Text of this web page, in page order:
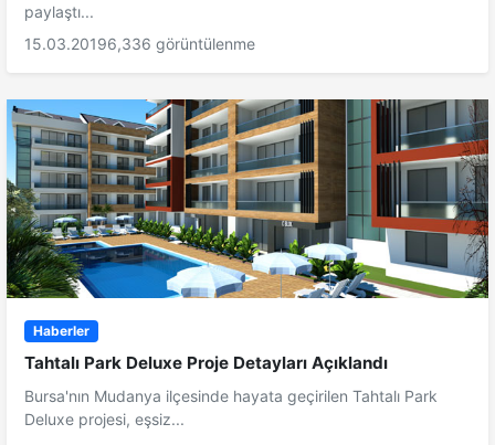
paylaştı...
15.03.20196,336 görüntülenme
Haberler
Tahtalı Park Deluxe Proje Detayları Açıklandı
Bursa'nın Mudanya ilçesinde hayata geçirilen Tahtalı Park
Deluxe projesi, eşsiz...